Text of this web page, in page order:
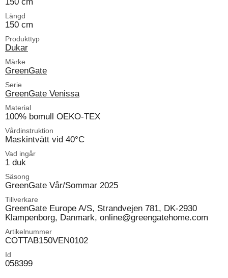
Längd
150 cm
Produkttyp
Dukar
Märke
GreenGate
Serie
GreenGate Venissa
Material
100% bomull OEKO-TEX
Vårdinstruktion
Maskintvätt vid 40°C
Vad ingår
1 duk
Säsong
GreenGate Vår/Sommar 2025
Tillverkare
GreenGate Europe A/S, Strandvejen 781, DK-2930
Klampenborg, Danmark, online@greengatehome.com
Artikelnummer
COTTAB150VEN0102
Id
058399